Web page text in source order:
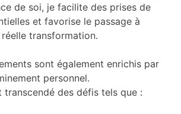
de soi, je facilite des prises de
et favorise le passage à
réelle transformation.
sont également enrichis par
personnel.
transcendé des défis tels que :